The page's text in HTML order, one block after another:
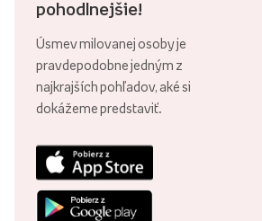
pohodlnejšie!
Úsmev milovanej osoby je
pravdepodobne jedným z
najkrajších pohľadov, aké si
dokážeme predstaviť.